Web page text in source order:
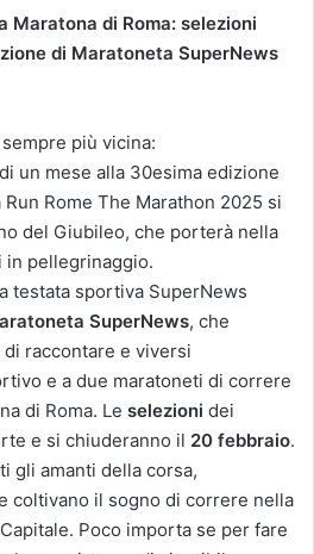
Maratona di Roma: selezioni
di Maratoneta SuperNews
più vicina:
un mese alla 30esima edizione
Rome The Marathon 2025 si
del Giubileo, che porterà nella
in pellegrinaggio.
testata sportiva SuperNews
SuperNews, che
raccontare e viversi
e a due maratoneti di correre
di Roma. Le selezioni dei
e si chiuderanno il 20 febbraio.
gli amanti della corsa,
coltivano il sogno di correre nella
Poco importa se per fare